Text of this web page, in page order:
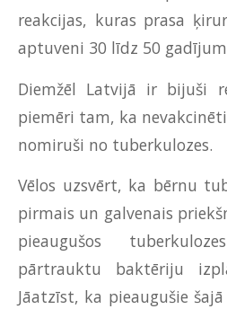
reakcijas, kuras prasa
aptuveni 30 līdz 50
Diemžēl Latvijā ir bijuši
piemēri tam, ka
nomiruši no tuberkulozes.
Vēlos uzsvērt, ka bērnu
pirmais un galvenais
pieaugušos
pārtrauktu baktēriju
Jāatzīst, ka pieaugušie